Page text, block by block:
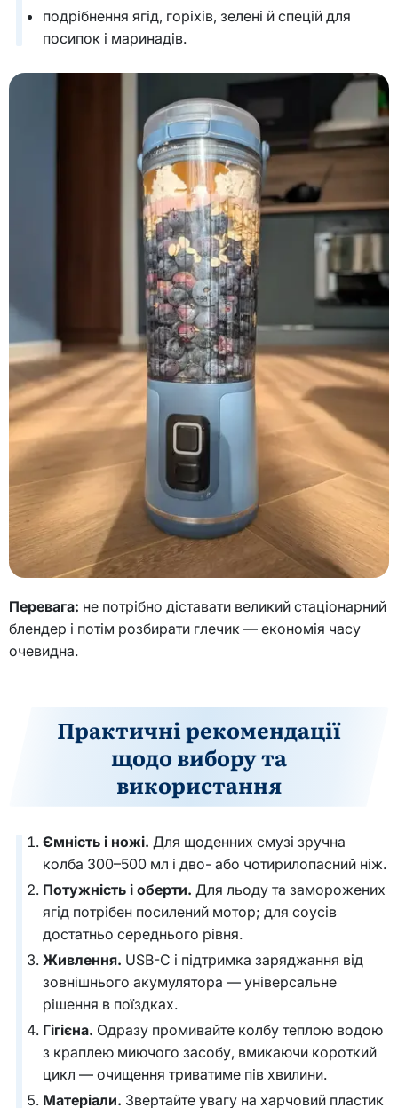
подрібнення ягід, горіхів, зелені й спецій для
посипок і маринадів.
Перевага: не потрібно діставати великий стаціонарний
блендер і потім розбирати глечик — економія часу
очевидна.
Практичні рекомендації
щодо вибору та
використання
Ємність і ножі. Для щоденних смузі зручна
колба 300–500 мл і дво- або чотирилопасний ніж.
Потужність і оберти. Для льоду та заморожених
ягід потрібен посилений мотор; для соусів
достатньо середнього рівня.
Живлення. USB-C і підтримка заряджання від
зовнішнього акумулятора — універсальне
рішення в поїздках.
Гігієна. Одразу промивайте колбу теплою водою
з краплею миючого засобу, вмикаючи короткий
цикл — очищення триватиме пів хвилини.
Матеріали. Звертайте увагу на харчовий пластик